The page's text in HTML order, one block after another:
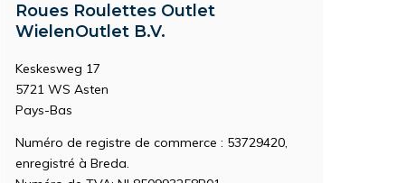
Roues Roulettes Outlet
WielenOutlet B.V.
Keskesweg 17
5721 WS Asten
Pays-Bas
Numéro de registre de commerce : 53729420,
enregistré à Breda.